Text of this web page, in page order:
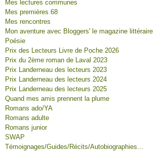
Mes lectures communes
Mes premières 68
Mes rencontres
Mon aventure avec Bloggers' le magazine littéraire
Poésie
Prix des Lecteurs Livre de Poche 2026
Prix du 2ème roman de Laval 2023
Prix Landerneau des lecteurs 2023
Prix Landerneau des lecteurs 2024
Prix Landerneau des lecteurs 2025
Quand mes amis prennent la plume
Romans ado/YA
Romans adulte
Romans junior
SWAP
Témoignages/Guides/Récits/Autobiographies...